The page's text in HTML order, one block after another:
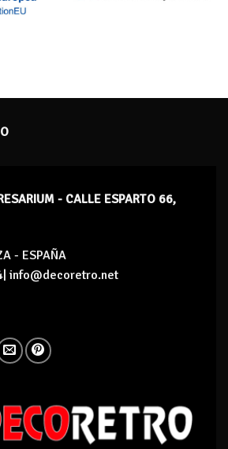
- CALLE ESPARTO 66,
- ESPAÑA
info@decoretro.net